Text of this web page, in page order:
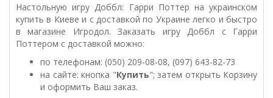
Настольную игру Доббл: Гарри Поттер на украинском
купить в Киеве и с доставкой по Украине легко и быстро
в магазине Игродол. Заказать игру Доббл с Гарри
Поттером с доставкой можно:
по телефонам: (050) 209-08-08, (097) 643-82-73
на сайте: кнопка "Купить"; затем открыть Корзину
и оформить Ваш заказ.